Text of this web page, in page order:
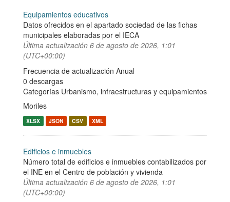
Equipamientos educativos
Datos ofrecidos en el apartado sociedad de las fichas
municipales elaboradas por el IECA
Última actualización 6 de agosto de 2026, 1:01
(UTC+00:00)
Frecuencia de actualización Anual
0 descargas
Categorías Urbanismo, infraestructuras y equipamientos
Moriles
XLSX JSON CSV XML
Edificios e inmuebles
Número total de edificios e inmuebles contabilizados por
el INE en el Centro de población y vivienda
Última actualización 6 de agosto de 2026, 1:01
(UTC+00:00)